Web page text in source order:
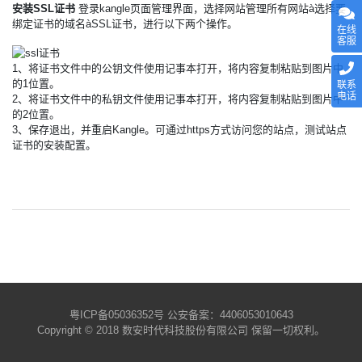
安装SSL证书 登录kangle页面管理界面，选择网站管理所有网站à选择要
绑定证书的域名àSSL证书，进行以下两个操作。
1、将证书文件中的公钥文件使用记事本打开，将内容复制粘贴到图片中
的1位置。
2、将证书文件中的私钥文件使用记事本打开，将内容复制粘贴到图片中
的2位置。
3、保存退出，并重启Kangle。可通过https方式访问您的站点，测试站点
证书的安装配置。
粤ICP备05036352号 公安备案：4406053010643
Copyright © 2018 数安时代科技股份有限公司 保留一切权利。
在线
客服
联系
电话